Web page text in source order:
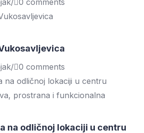
/ 0 comments
/ 0 comments
na odličnoj lokaciji u centru